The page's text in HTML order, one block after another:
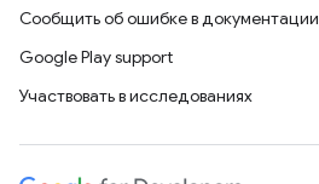
Сообщить об ошибке в документации
Google Play support
Участвовать в исследованиях